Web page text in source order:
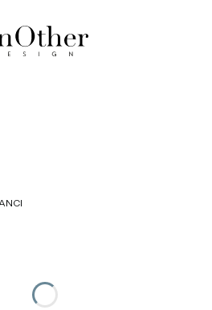
0. Zobacz szczegóły